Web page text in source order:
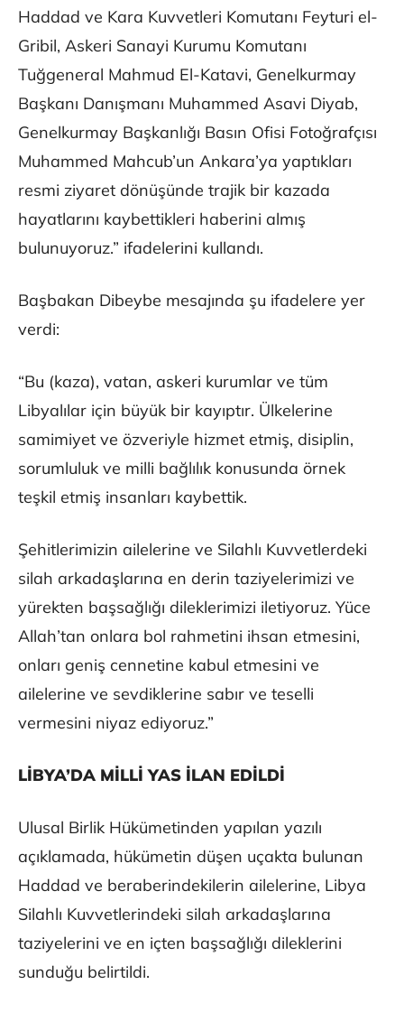
Haddad ve Kara Kuvvetleri Komutanı Feyturi el-
Gribil, Askeri Sanayi Kurumu Komutanı
Tuğgeneral Mahmud El-Katavi, Genelkurmay
Başkanı Danışmanı Muhammed Asavi Diyab,
Genelkurmay Başkanlığı Basın Ofisi Fotoğrafçısı
Muhammed Mahcub’un Ankara’ya yaptıkları
resmi ziyaret dönüşünde trajik bir kazada
hayatlarını kaybettikleri haberini almış
bulunuyoruz.” ifadelerini kullandı.
Başbakan Dibeybe mesajında şu ifadelere yer
verdi:
“Bu (kaza), vatan, askeri kurumlar ve tüm
Libyalılar için büyük bir kayıptır. Ülkelerine
samimiyet ve özveriyle hizmet etmiş, disiplin,
sorumluluk ve milli bağlılık konusunda örnek
teşkil etmiş insanları kaybettik.
Şehitlerimizin ailelerine ve Silahlı Kuvvetlerdeki
silah arkadaşlarına en derin taziyelerimizi ve
yürekten başsağlığı dileklerimizi iletiyoruz. Yüce
Allah’tan onlara bol rahmetini ihsan etmesini,
onları geniş cennetine kabul etmesini ve
ailelerine ve sevdiklerine sabır ve teselli
vermesini niyaz ediyoruz.”
LİBYA’DA MİLLİ YAS İLAN EDİLDİ
Ulusal Birlik Hükümetinden yapılan yazılı
açıklamada, hükümetin düşen uçakta bulunan
Haddad ve beraberindekilerin ailelerine, Libya
Silahlı Kuvvetlerindeki silah arkadaşlarına
taziyelerini ve en içten başsağlığı dileklerini
sunduğu belirtildi.